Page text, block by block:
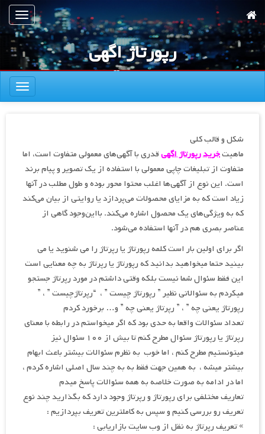
به
محتوای
اصلی
ناوبری
رپورتاژ اگهی
چیست
ناوبری
شکل و قالب کلی
ماهیتخرید رپورتاژ اگهیقدری با آگهی‌های معمولی متفاوت است، اما
متفاوت از تبلیغات چاپی معمولی با استفاده از یک تصویر و پیام برند
است. این نوع از آگهی‌ها اغلب محتوا محور بوده و طول مطلب در آنها
زیاد است که به مزایای محصولات می‌پردازد یا روایتی از بیان می‌کند
که به ویژگی‌های یک محصول اشاره می‌کند. بااین‌وجود گاهی از
عناصر بصری هم در آنها استفاده می‌شود.
اگر برای اولین بار است کلمه رپورتاژ یا رپرتاژ را می شنوید یا می
بینید حتما میخواهید بدانید که رپورتاژ یا رپرتاژ به چه معنایی است
این فقط سئوال شما نیست بلکه وقتی داشتم در مورد رپرتاژ جستجو
میکردم به سئوالاتی نظیر ” رپورتاژ چیست ” ، “رپرتاژچیست ” ، ”
رپورتاژ یعنی چه ” ، ” رپرتاژ یعنی چه ” و… برخورد کردم
تعداد سئوالات واقعا به حدی بود که اگر میخواستم در رابطه با معنای
رپرتاژ یا رپورتاژ سئوال مطرح کنم تا بیش از ۱۰۰ سئوال نیز
میتونستیم مطرح کنم ، اما خوب به نظرم سئوالات بیشتر باعث ابهام
بیشتر میشه ، به همین جهت فقط به به چند سال اصلی اشاره کردم ،
اما در ادامه به صورت خلاصه به همه سئوالات پاسخ میدم
تعاریف مختلفی برای رپورتاژ و رپرتاژ وجود دارد که بگذارید چند نوع
تعریف رو بررسی کنیم و سپس به کاملترین تعریف بپردازیم :
» تعریف رپرتاژ به نقل از وب سایت بازاریابی :